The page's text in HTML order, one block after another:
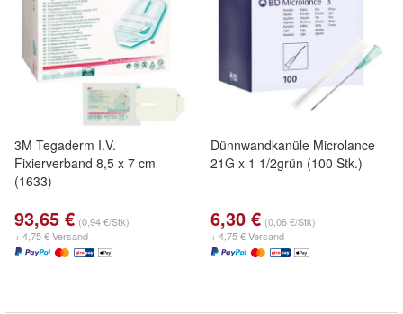
3M Tegaderm I.V.
Fixierverband 8,5 x 7 cm
(1633)
93,65 € (0,94 €/Stk)
+ 4,75 € Versand
Dünnwandkanüle Microlance
21G x 1 1/2grün (100 Stk.)
6,30 € (0,06 €/Stk)
+ 4,75 € Versand